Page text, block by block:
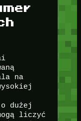
na
dużej
liczyć